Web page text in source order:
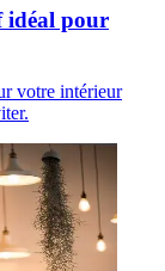
idéal pour
votre intérieur